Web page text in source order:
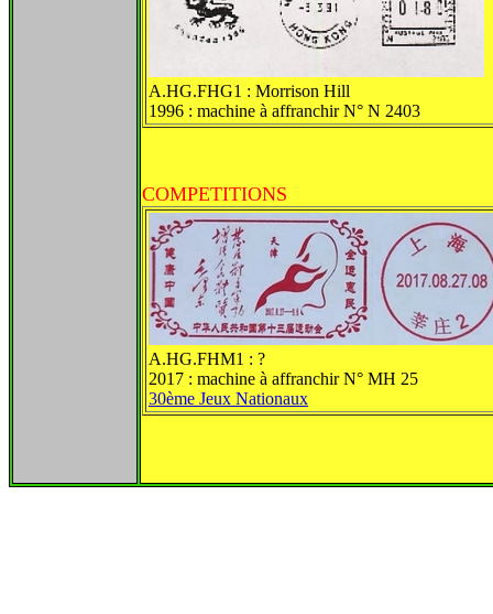
A.HG.FHG1 : Morrison Hill
1996 : machine à affranchir N° N 2403
COMPETITIONS
A.HG.FHM1 : ?
2017 : machine à affranchir N° MH 25
30ème Jeux Nationaux